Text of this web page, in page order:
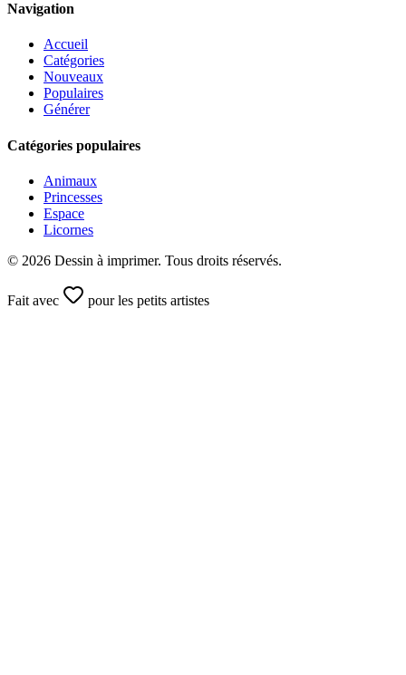
Navigation
Accueil
Catégories
Nouveaux
Populaires
Générer
Catégories populaires
Animaux
Princesses
Espace
Licornes
© 2026 Dessin à imprimer. Tous droits réservés.
Fait avec pour les petits artistes